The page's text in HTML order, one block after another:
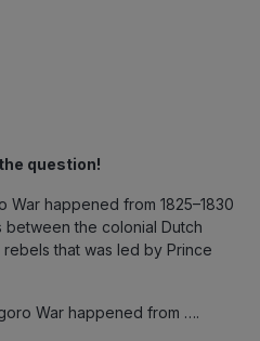
question!
happened from 1825–1830
between the colonial Dutch
that was led by Prince
War happened from ….